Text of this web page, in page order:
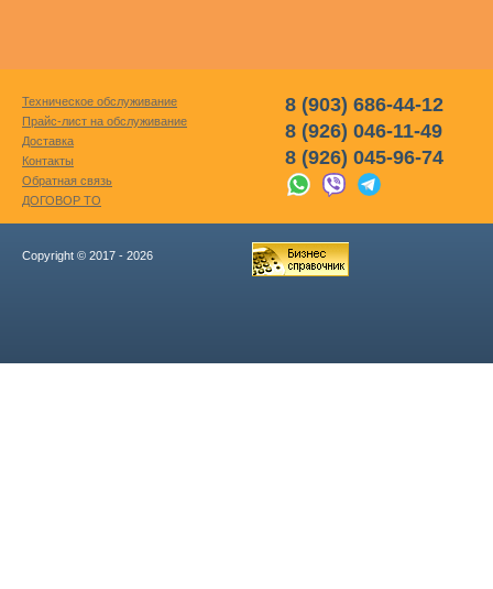
Техническое обслуживание
Прайс-лист на обслуживание
Доставка
Контакты
Обратная связь
ДОГОВОР ТО
8 (903) 686-44-12
8 (926) 046-11-49
8 (926) 045-96-74
Copyright © 2017 - 2026